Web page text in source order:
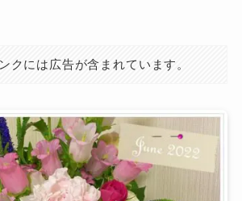
クには広告が含まれています。